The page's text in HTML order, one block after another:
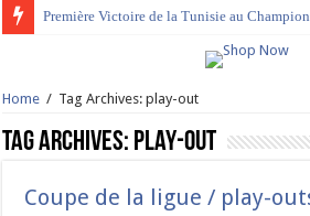
Première Victoire de la Tunisie au
tournoi international Hammamet 2023 :
Home / Tag Archives: play-out
Tag Archives: play-out
Coupe de la ligue / play-